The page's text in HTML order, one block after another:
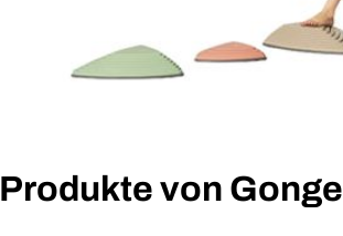
Produkte von Gonge